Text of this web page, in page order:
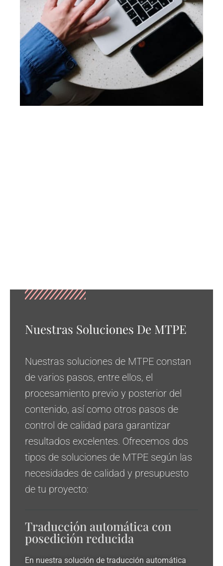
Nuestras Soluciones De MTPE
Nuestras soluciones de MTPE constan
de varios pasos, entre ellos, el
procesamiento previo y posterior del
contenido, así como otros pasos de
control de calidad para garantizar
resultados excelentes. Ofrecemos dos
tipos de soluciones de MTPE según las
necesidades de calidad y presupuesto
de tu proyecto:
Traducción automática con
posedición reducida
En nuestra solución de traducción automática